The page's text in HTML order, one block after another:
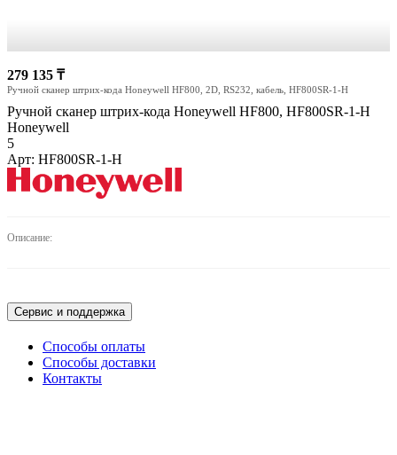
279 135 ₸
Ручной сканер штрих-кода Honeywell HF800, 2D, RS232, кабель, HF800SR-1-H
Ручной сканер штрих-кода Honeywell HF800, HF800SR-1-H
Honeywell
5
Арт: HF800SR-1-H
Описание:
Сервис и поддержка
Способы оплаты
Способы доставки
Контакты